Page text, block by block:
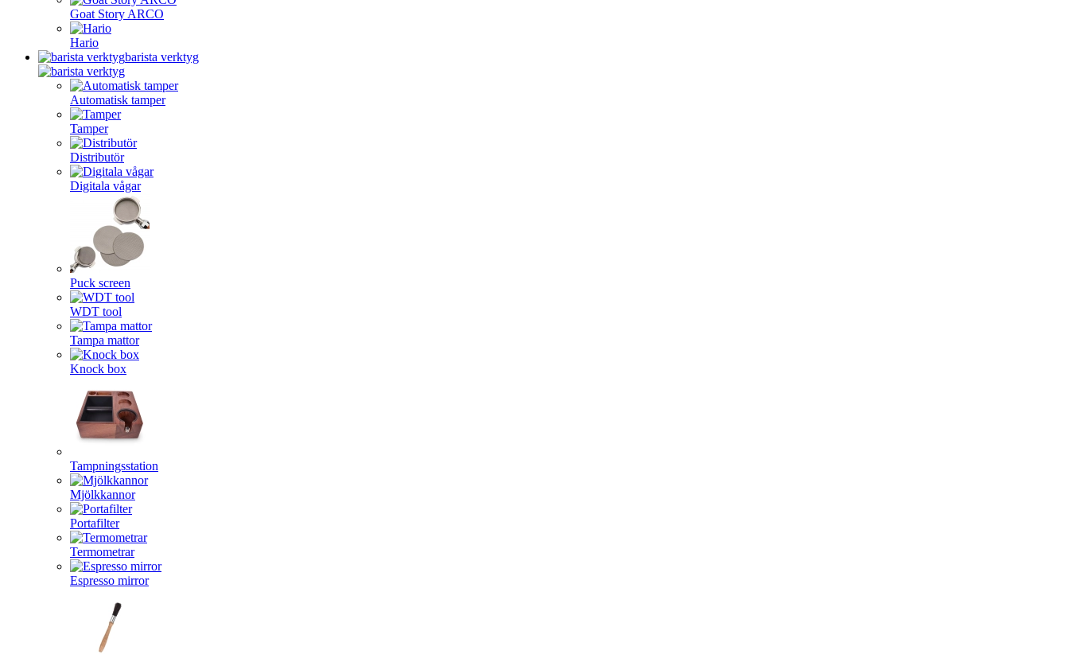
Goat Story ARCO
Hario
barista verktyg
Automatisk tamper
Tamper
Distributör
Digitala vågar
Puck screen
WDT tool
Tampa mattor
Knock box
Tampningsstation
Mjölkkannor
Portafilter
Termometrar
Espresso mirror